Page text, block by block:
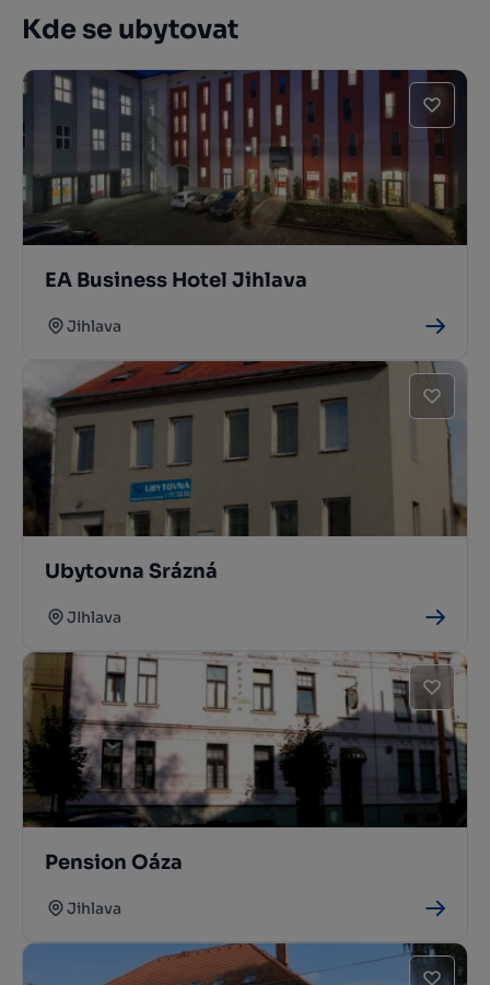
Kde se ubytovat
EA Business Hotel Jihlava
Jihlava
Ubytovna Srázná
JIhlava
Pension Oáza
Jihlava